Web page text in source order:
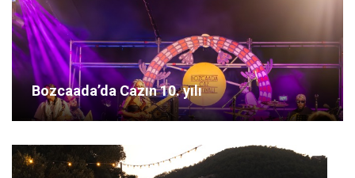
Bozcaada’da Cazın 10. yılı